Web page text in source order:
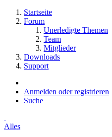
Startseite
Forum
Unerledigte Themen
Team
Mitglieder
Downloads
Support
Anmelden oder registrieren
Suche
Alles